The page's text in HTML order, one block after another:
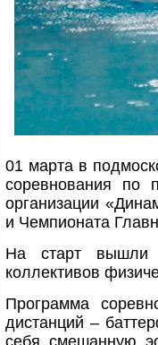
01 марта в
соревнования по
организации
и Чемпионата
На старт вышли
коллективов
Программа
дистанций –